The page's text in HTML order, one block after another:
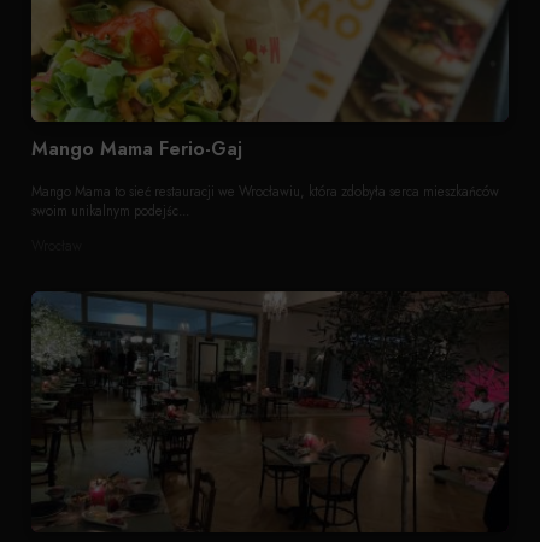
Mango Mama Ferio-Gaj
Mango Mama to sieć restauracji we Wrocławiu, która zdobyła serca mieszkańców
swoim unikalnym podejśc...